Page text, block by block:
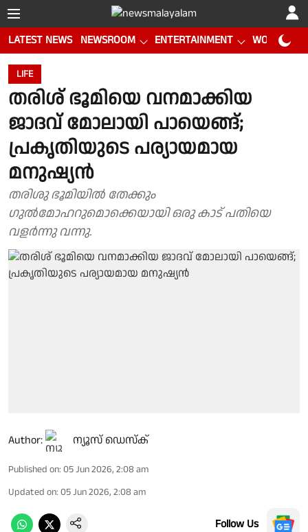
LATEST NEWS NEWSROOM ENTERTAINMENT WORLD CUP
LIFE
തരിശ് ഭൂമിയെ വനമാക്കിയ
ജാദവ് മോലായി പായെങ്ങ്;
പ്രകൃതിയുടെ പര്യായമായ
മനുഷ്യന്‍
തരിശു ഭൂമിയില്‍ തേക്കും
ഗുല്‍മോഹറുമൊക്കെയായി ഒരു കാട് പതിയെ
വളര്‍ന്നു വന്നു.
Author: ന്യൂസ് ഡെസ്ക്
Published on: 05 Jun 2026, 2:08 am
Updated on: 05 Jun 2026, 2:08 am
Follow Us